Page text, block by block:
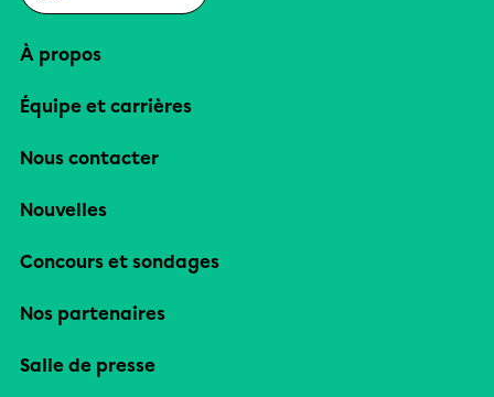
À propos
Équipe et carrières
Nous contacter
Nouvelles
Concours et sondages
Nos partenaires
Salle de presse